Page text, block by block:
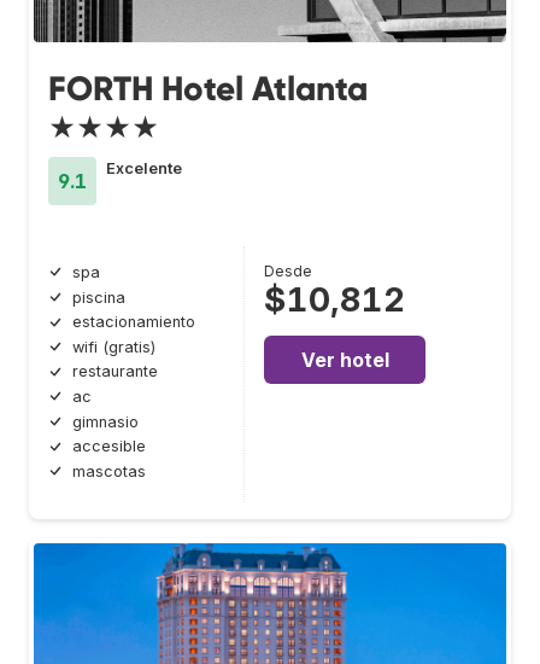
FORTH Hotel Atlanta
★★★★
9.1
Excelente
spa
piscina
estacionamiento
wifi (gratis)
restaurante
ac
gimnasio
accesible
mascotas
Desde
$10,812
Ver hotel